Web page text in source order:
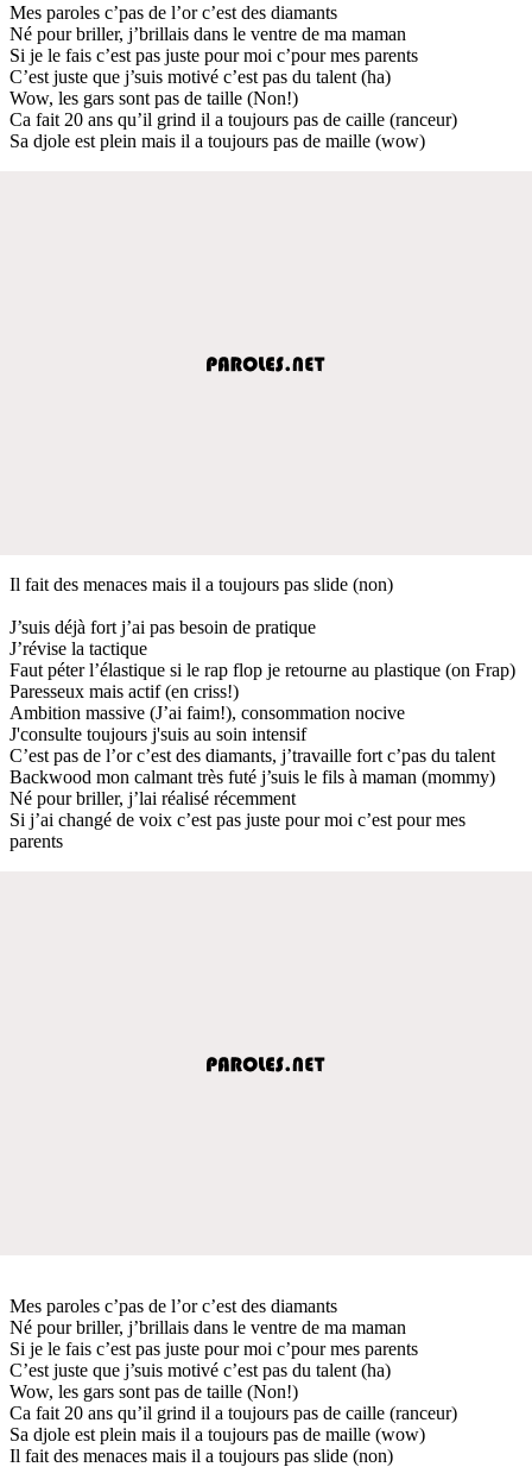
Mes paroles c’pas de l’or c’est des diamants
Né pour briller, j’brillais dans le ventre de ma maman
Si je le fais c’est pas juste pour moi c’pour mes parents
C’est juste que j’suis motivé c’est pas du talent (ha)
Wow, les gars sont pas de taille (Non!)
Ca fait 20 ans qu’il grind il a toujours pas de caille (ranceur)
Sa djole est plein mais il a toujours pas de maille (wow)
Il fait des menaces mais il a toujours pas slide (non)
J’suis déjà fort j’ai pas besoin de pratique
J’révise la tactique
Faut péter l’élastique si le rap flop je retourne au plastique (on Frap)
Paresseux mais actif (en criss!)
Ambition massive (J’ai faim!), consommation nocive
J'consulte toujours j'suis au soin intensif
C’est pas de l’or c’est des diamants, j’travaille fort c’pas du talent
Backwood mon calmant très futé j’suis le fils à maman (mommy)
Né pour briller, j’lai réalisé récemment
Si j’ai changé de voix c’est pas juste pour moi c’est pour mes
parents
Mes paroles c’pas de l’or c’est des diamants
Né pour briller, j’brillais dans le ventre de ma maman
Si je le fais c’est pas juste pour moi c’pour mes parents
C’est juste que j’suis motivé c’est pas du talent (ha)
Wow, les gars sont pas de taille (Non!)
Ca fait 20 ans qu’il grind il a toujours pas de caille (ranceur)
Sa djole est plein mais il a toujours pas de maille (wow)
Il fait des menaces mais il a toujours pas slide (non)